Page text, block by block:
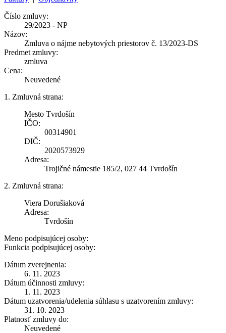
Číslo zmluvy:
29/2023 - NP
Názov:
Zmluva o nájme nebytových priestorov č. 13/2023-DS
Predmet zmluvy:
zmluva
Cena:
Neuvedené
1. Zmluvná strana:
Mesto Tvrdošín
IČO:
00314901
DIČ:
2020573929
Adresa:
Trojičné námestie 185/2, 027 44 Tvrdošín
2. Zmluvná strana:
Viera Dorušiaková
Adresa:
Tvrdošín
Meno podpisujúcej osoby:
Funkcia podpisujúcej osoby:
Dátum zverejnenia:
6. 11. 2023
Dátum účinnosti zmluvy:
1. 11. 2023
Dátum uzatvorenia/udelenia súhlasu s uzatvorením zmluvy:
31. 10. 2023
Platnosť zmluvy do:
Neuvedené